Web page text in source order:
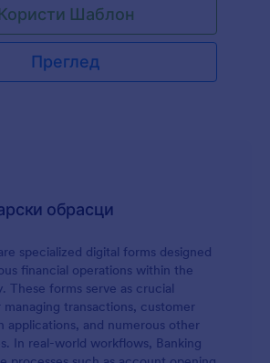
Шаблон
Преглед
обрасци
specialized digital forms designed
financial operations within the
These forms serve as crucial
transactions, customer
applications, and numerous other
In real-world workflows, Banking